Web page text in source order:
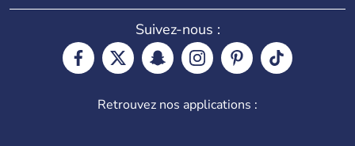
Suivez-nous :
Retrouvez nos applications :